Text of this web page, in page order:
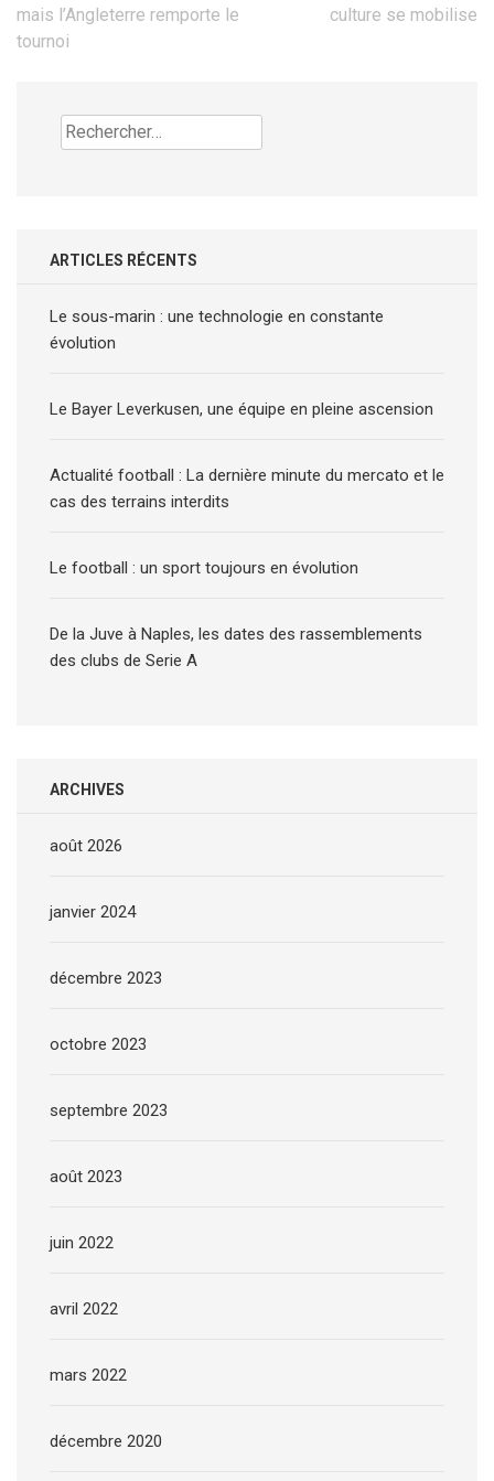
l’article
mais l’Angleterre remporte le
tournoi
culture se mobilise
Rechercher :
ARTICLES RÉCENTS
Le sous-marin : une technologie en constante
évolution
Le Bayer Leverkusen, une équipe en pleine ascension
Actualité football : La dernière minute du mercato et le
cas des terrains interdits
Le football : un sport toujours en évolution
De la Juve à Naples, les dates des rassemblements
des clubs de Serie A
ARCHIVES
août 2026
janvier 2024
décembre 2023
octobre 2023
septembre 2023
août 2023
juin 2022
avril 2022
mars 2022
décembre 2020